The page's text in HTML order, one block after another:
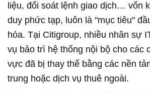
liệu, đối soát lệnh giao dịch… vốn
duy phức tạp, luôn là "mục tiêu"
hóa. Tại Citigroup, nhiều nhân sự
vụ bảo trì hệ thống nội bộ cho các
vực đã bị thay thế bằng các nền
trung hoặc dịch vụ thuê ngoài.